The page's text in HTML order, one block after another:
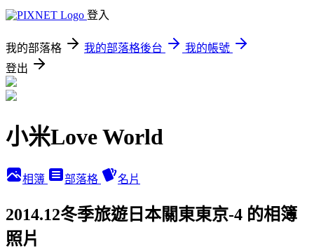
登入
我的部落格 我的部落格後台
我的帳號
登出
小米Love World
相簿 部落格 名片
2014.12冬季旅遊日本關東東京-4 的相簿
照片